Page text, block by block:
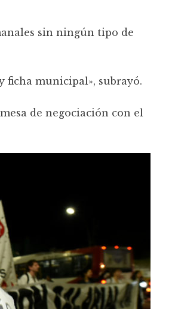
sin ningún tipo de
ficha municipal», subrayó.
de negociación con el